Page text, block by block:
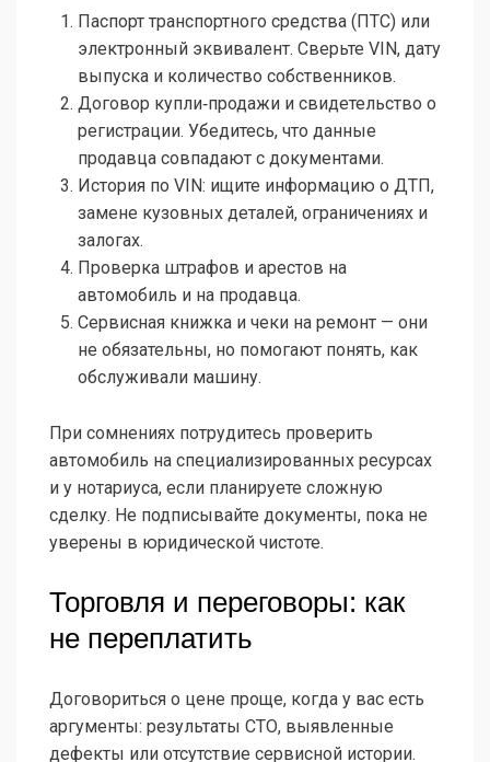
Паспорт транспортного средства (ПТС) или
электронный эквивалент. Сверьте VIN, дату
выпуска и количество собственников.
Договор купли‑продажи и свидетельство о
регистрации. Убедитесь, что данные
продавца совпадают с документами.
История по VIN: ищите информацию о ДТП,
замене кузовных деталей, ограничениях и
залогах.
Проверка штрафов и арестов на
автомобиль и на продавца.
Сервисная книжка и чеки на ремонт — они
не обязательны, но помогают понять, как
обслуживали машину.
При сомнениях потрудитесь проверить
автомобиль на специализированных ресурсах
и у нотариуса, если планируете сложную
сделку. Не подписывайте документы, пока не
уверены в юридической чистоте.
Торговля и переговоры: как
не переплатить
Договориться о цене проще, когда у вас есть
аргументы: результаты СТО, выявленные
дефекты или отсутствие сервисной истории.